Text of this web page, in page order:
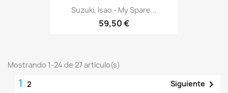
Suzuki, Isao - My Spare...
59,50 €
Mostrando 1-24 de 27 artículo(s)
1 2 Siguiente 